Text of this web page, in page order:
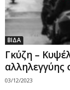
ΒΙΔΑ
Γκύζη –
αλληλεγγύης
03/12/2023